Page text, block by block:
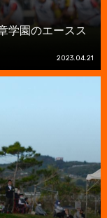
学園のエースス
2023.04.21